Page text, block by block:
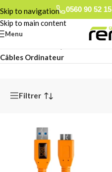
Skip to navigation
Skip to main content
0560 90 52 15
Menu
Câbles Ordinateur
Filtrer